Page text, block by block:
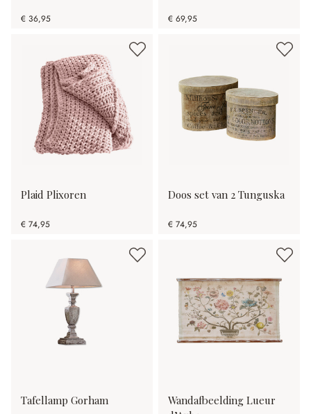
€ 36,95 € 69,95
Plaid Plixoren
€ 74,95
Doos set van 2 Tunguska
€ 74,95
Tafellamp Gorham
Wandafbeelding Lueur